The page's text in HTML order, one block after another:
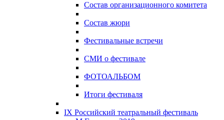
Состав организационного комитета
Состав жюри
Фестивальные встречи
СМИ о фестивале
ФОТОАЛЬБОМ
Итоги фестиваля
IX Российский театральный фестиваль